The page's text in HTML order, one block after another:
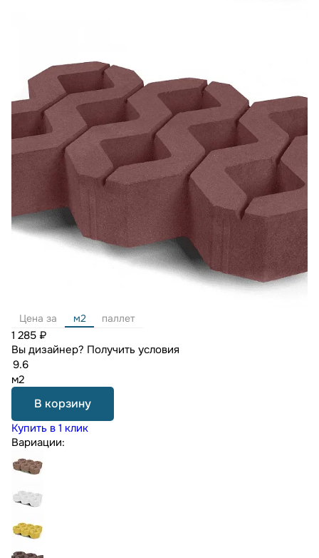
Цена за м2 паллет
1 285 ₽
Вы дизайнер? Получить условия
м2
В корзину
Купить в 1 клик
Вариации: